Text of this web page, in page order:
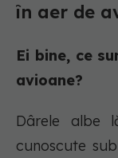
în aer de
Ei bine, ce
avioane?
Dârele albe
cunoscute